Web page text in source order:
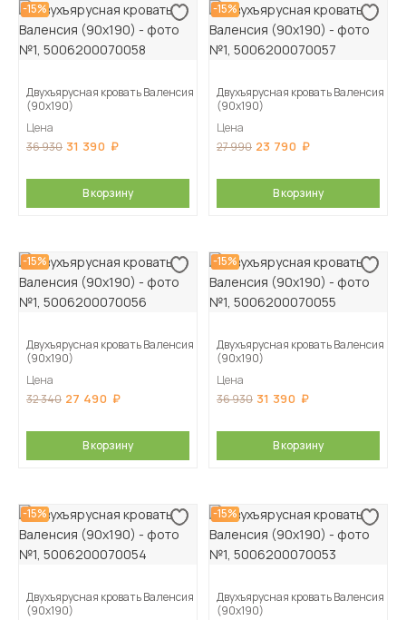
-15%
Двухъярусная кровать Валенсия
(90х190)
Цена
36 930 31 390
В корзину
-15%
Двухъярусная кровать Валенсия
(90х190)
Цена
27 990 23 790
В корзину
-15%
Двухъярусная кровать Валенсия
(90х190)
Цена
32 340 27 490
В корзину
-15%
Двухъярусная кровать Валенсия
(90х190)
Цена
36 930 31 390
В корзину
-15%
Двухъярусная кровать Валенсия
(90х190)
-15%
Двухъярусная кровать Валенсия
(90х190)